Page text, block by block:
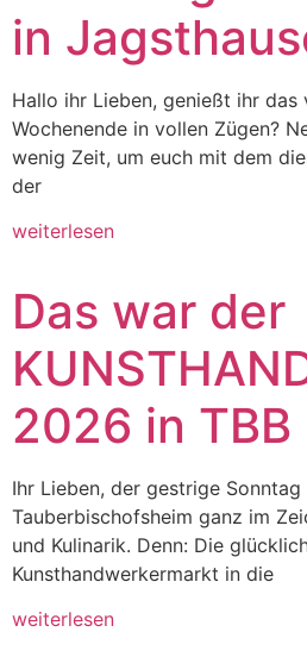
in
Hallo ihr Lieben, genießt ihr das
Wochenende in vollen Zügen?
wenig Zeit, um euch mit dem
der
weiterlesen
Das war der
2026 in TBB
Ihr Lieben, der gestrige
Tauberbischofsheim ganz im
und Kulinarik. Denn: Die
Kunsthandwerkermarkt in die
weiterlesen